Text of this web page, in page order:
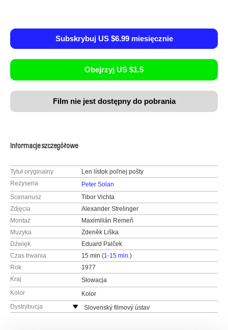
Subskrybuj US $6.99 miesięcznie
Obejrzyj US $1.5
Film nie jest dostępny do pobrania
Informacje szczegółowe
Tytuł oryginalny
Len lístok poľnej pošty
Reżyseria
Peter Solan
Scenariusz
Tibor Vichta
Zdjęcia
Alexander Strelinger
Montaż
Maximilián Remeň
Muzyka
Zdeněk Liška
Dźwięk
Eduard Palček
Czas trwania
15 min (1-15 min.)
Rok
1977
Kraj
Słowacja
Kolor
Kolor
Dystrybucja
Slovenský filmový ústav